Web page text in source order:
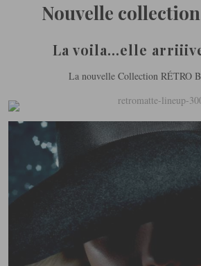
Nouvelle
La voila…elle
La nouvelle Collection RÉTRO